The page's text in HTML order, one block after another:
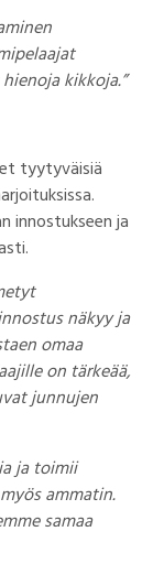
kikkoja.”
tyytyväisiä
innostukseen ja
näkyy ja
omaa
on tärkeää,
junnujen
ja toimii
ammatin.
samaa